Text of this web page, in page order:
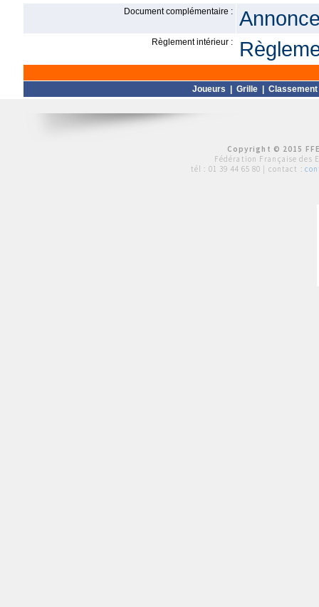
Document complémentaire :
Règlement intérieur :
Joueurs Grille Classement
Copyright © 2015
Fédération Française des
tél : 01 39 44 65 80 | contact :